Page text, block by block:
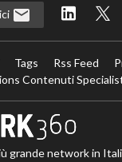
Tags Rss Feed
Contenuti
grande network in